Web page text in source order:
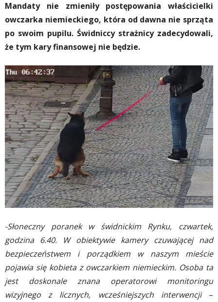
Mandaty nie zmieniły postępowania właścicielki
owczarka niemieckiego, która od dawna nie sprząta
po swoim pupilu. Świdniccy strażnicy zadecydowali,
że tym kary finansowej nie będzie.
-Słoneczny poranek w świdnickim Rynku, czwartek,
godzina 6.40. W obiektywie kamery czuwającej nad
bezpieczeństwem i porządkiem w naszym mieście
pojawia się kobieta z owczarkiem niemieckim. Osoba ta
jest doskonale znana operatorowi monitoringu
wizyjnego z licznych, wcześniejszych interwencji–